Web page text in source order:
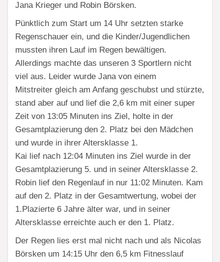
Jana Krieger und Robin Börsken.
Pünktlich zum Start um 14 Uhr setzten starke
Regenschauer ein, und die Kinder/Jugendlichen
mussten ihren Lauf im Regen bewältigen.
Allerdings machte das unseren 3 Sportlern nicht
viel aus. Leider wurde Jana von einem
Mitstreiter gleich am Anfang geschubst und stürzte,
stand aber auf und lief die 2,6 km mit einer super
Zeit von 13:05 Minuten ins Ziel, holte in der
Gesamtplazierung den 2. Platz bei den Mädchen
und wurde in ihrer Altersklasse 1.
Kai lief nach 12:04 Minuten ins Ziel wurde in der
Gesamtplazierung 5. und in seiner Altersklasse 2.
Robin lief den Regenlauf in nur 11:02 Minuten. Kam
auf den 2. Platz in der Gesamtwertung, wobei der
1.Plazierte 6 Jahre älter war, und in seiner
Altersklasse erreichte auch er den 1. Platz.
Der Regen lies erst mal nicht nach und als Nicolas
Börsken um 14:15 Uhr den 6,5 km Fitnesslauf